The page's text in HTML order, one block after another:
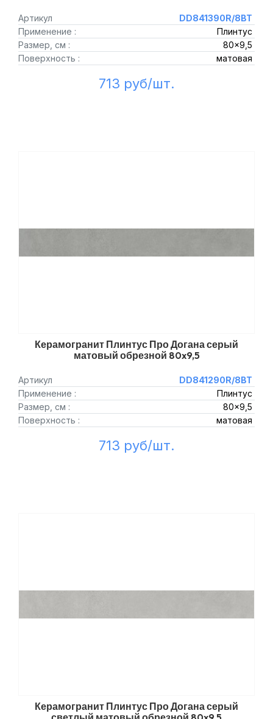
Артикул
DD841390R/8BT
Применение :
Плинтус
Размер, см :
80x9,5
Поверхность :
матовая
713 руб/шт.
Керамогранит Плинтус Про Догана серый
матовый обрезной 80x9,5
Артикул
DD841290R/8BT
Применение :
Плинтус
Размер, см :
80x9,5
Поверхность :
матовая
713 руб/шт.
Керамогранит Плинтус Про Догана серый